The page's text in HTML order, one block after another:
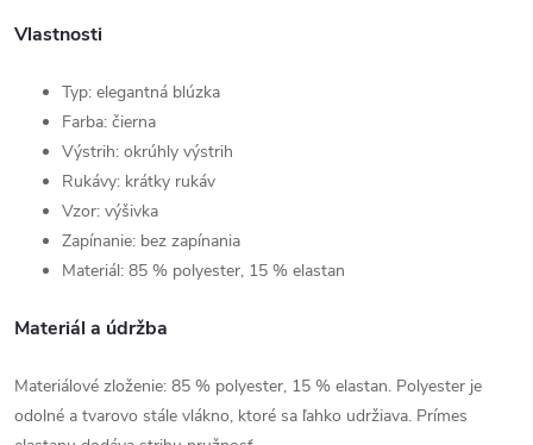
Vlastnosti
Typ: elegantná blúzka
Farba: čierna
Výstrih: okrúhly výstrih
Rukávy: krátky rukáv
Vzor: výšivka
Zapínanie: bez zapínania
Materiál: 85 % polyester, 15 % elastan
Materiál a údržba
Materiálové zloženie: 85 % polyester, 15 % elastan. Polyester je
odolné a tvarovo stále vlákno, ktoré sa ľahko udržiava. Prímes